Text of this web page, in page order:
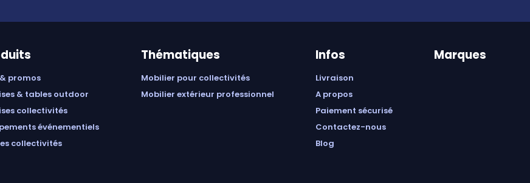
promos
& tables outdoor
collectivités
événementiels
collectivités
Thématiques
mobilier pour collectivités
mobilier extérieur professionnel
Infos
livraison
a propos
paiement sécurisé
contactez-nous
blog
Marques